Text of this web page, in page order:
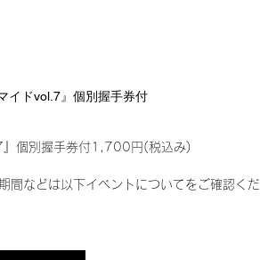
イドvol.7』個別握手券付
』個別握手券付1,700円(税込み)
間などは以下イベントについてをご確認くだ